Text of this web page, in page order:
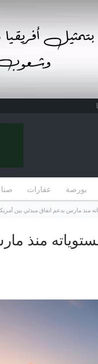
بورصة عقارات
منذ مارس بدعم اتفاق مبدئي بين
منذ